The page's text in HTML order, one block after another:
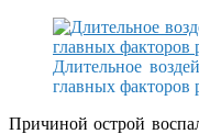
Длительное
главных факторов
Причиной острой